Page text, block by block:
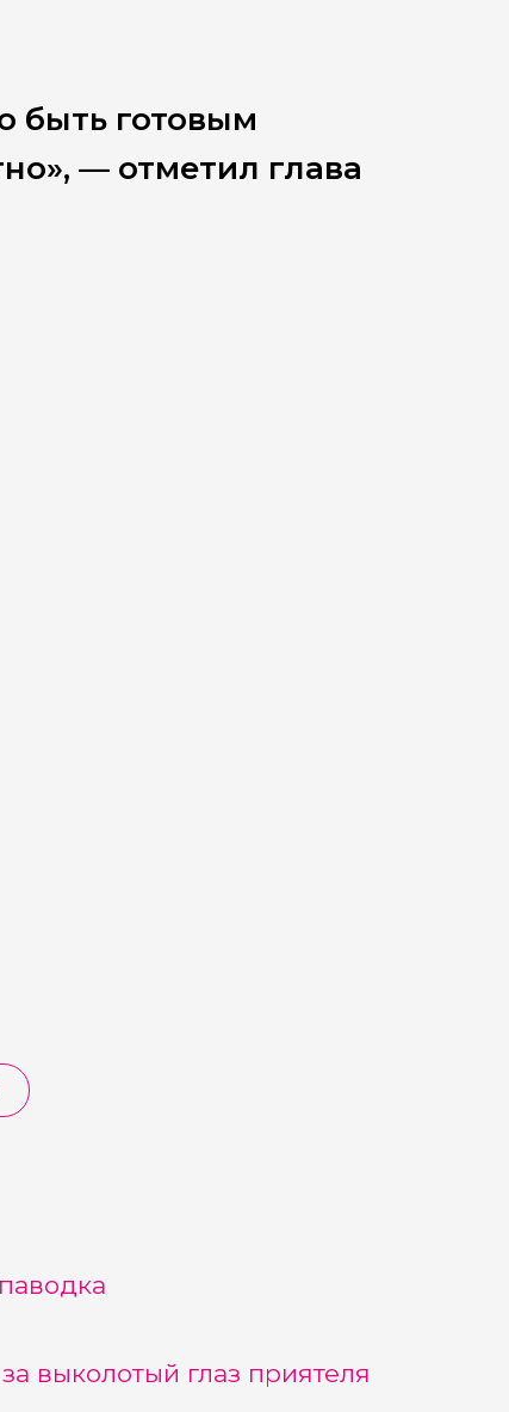
быть готовым
— отметил глава
выколотый глаз приятеля